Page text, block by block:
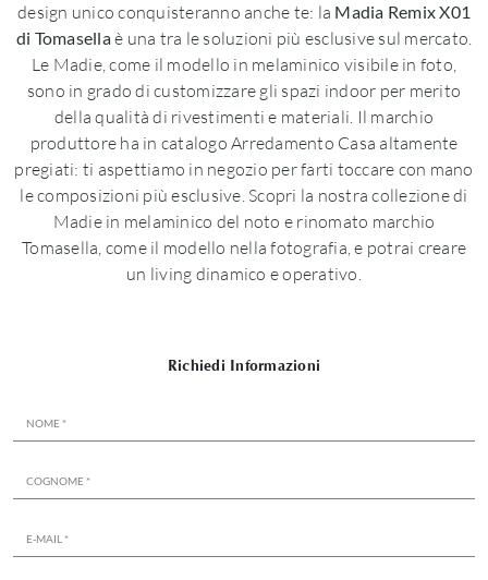
design unico conquisteranno anche te: la Madia Remix X01
di Tomasellaè una tra le soluzioni più esclusive sul mercato.
Le Madie, come il modello in melaminico visibile in foto,
sono in grado di customizzare gli spazi indoor per merito
della qualità di rivestimenti e materiali. Il marchio
produttore ha in catalogo Arredamento Casa altamente
pregiati: ti aspettiamo in negozio per farti toccare con mano
le composizioni più esclusive. Scopri la nostra collezione di
Madie in melaminico del noto e rinomato marchio
Tomasella, come il modello nella fotografia, e potrai creare
un living dinamico e operativo.
Richiedi Informazioni